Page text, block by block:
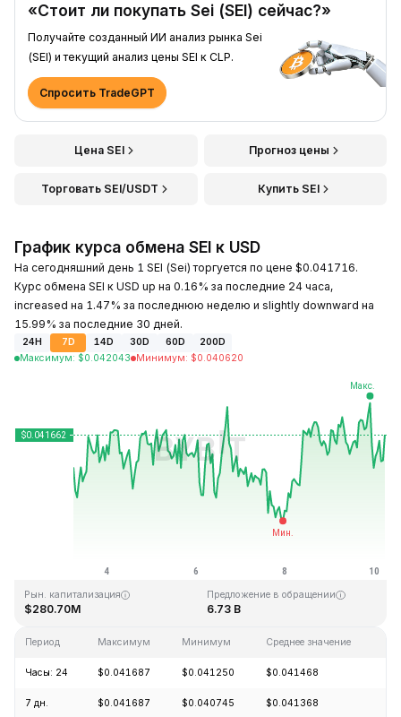
«Стоит ли покупать Sei (SEI) сейчас?»
Получайте созданный ИИ анализ рынка Sei
(SEI) и текущий анализ цены SEI к CLP.
Спросить TradeGPT
Цена SEI Прогноз цены
Торговать SEI/USDT Купить SEI
График курса обмена SEI к USD
На сегодняшний день 1 SEI (Sei) торгуется по цене $0.041716.
Курс обмена SEI к USD up на 0.16% за последние 24 часа,
increased на 1.47% за последнюю неделю и slightly downward на
15.99% за последние 30 дней.
24H 7D 14D 30D 60D
200D
Максимум: $0.042043 Минимум: $0.040620
Рын. капитализация
$280.70M
Предложение в обращении
6.73 B
Период Максимум Минимум Среднее значение
Часы: 24 $0.041687 $0.041250 $0.041468
7 дн. $0.041687 $0.040745 $0.041368